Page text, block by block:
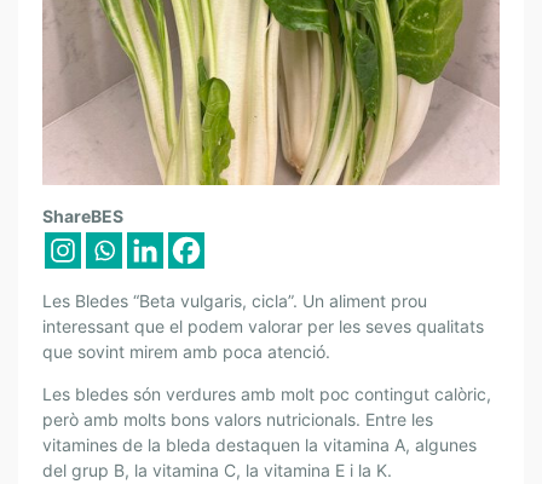
L
E
S
B
E
S
E
P
T
E
ShareBES
Les Bledes “Beta vulgaris, cicla”. Un aliment prou
interessant que el podem valorar per les seves qualitats
que sovint mirem amb poca atenció.
Les bledes són verdures amb molt poc contingut calòric,
però amb molts bons valors nutricionals. Entre les
vitamines de la bleda destaquen la vitamina A, algunes
del grup B, la vitamina C, la vitamina E i la K.